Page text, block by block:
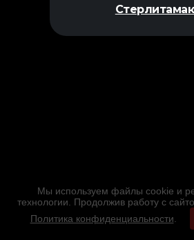
Стерлитамак
Мы используем файлы cookie и
технологии. Продолжив работу с
Политика конфиденциальности